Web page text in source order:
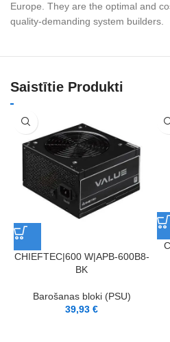
Europe. They are the optimal and
quality-demanding system builders.
Saistītie Produkti
CHIEFTEC|600 W|APB-600B8-
BK
Barošanas bloki (PSU)
39,93€